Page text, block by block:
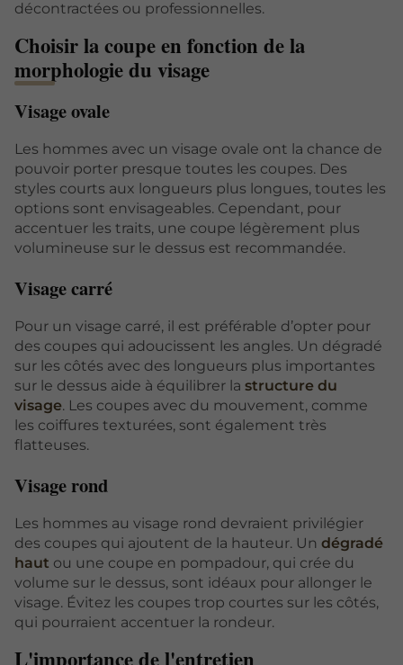
décontractées ou professionnelles.
Choisir la coupe en fonction de la
morphologie du visage
Visage ovale
Les hommes avec un visage ovale ont la chance de
pouvoir porter presque toutes les coupes. Des
styles courts aux longueurs plus longues, toutes les
options sont envisageables. Cependant, pour
accentuer les traits, une coupe légèrement plus
volumineuse sur le dessus est recommandée.
Visage carré
Pour un visage carré, il est préférable d’opter pour
des coupes qui adoucissent les angles. Un dégradé
sur les côtés avec des longueurs plus importantes
sur le dessus aide à équilibrer la structure du
visage. Les coupes avec du mouvement, comme
les coiffures texturées, sont également très
flatteuses.
Visage rond
Les hommes au visage rond devraient privilégier
des coupes qui ajoutent de la hauteur. Un dégradé
haut ou une coupe en pompadour, qui crée du
volume sur le dessus, sont idéaux pour allonger le
visage. Évitez les coupes trop courtes sur les côtés,
qui pourraient accentuer la rondeur.